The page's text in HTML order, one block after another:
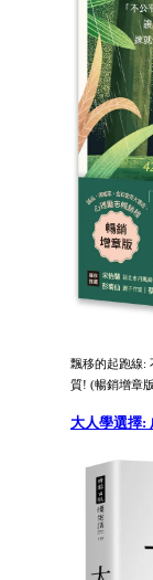
飄移的起跑線:
質! (暢銷增章
大人學選擇: